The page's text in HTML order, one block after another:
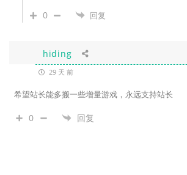
0 回复
hiding
29 天 前
希望站长能多搬一些增量游戏，永远支持站长
0 回复